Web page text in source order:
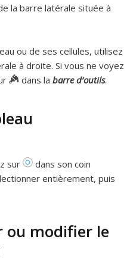
la barre latérale située à
ou de ses cellules, utilisez
à droite. Si vous ne voyez
dans la barre d’outils.
sur
dans son coin
entièrement, puis
ou modifier le